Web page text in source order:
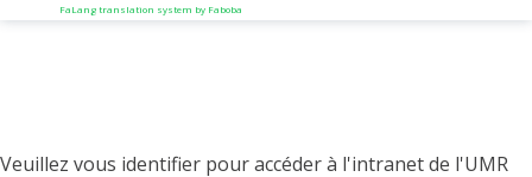
FaLang translation system by Faboba
Veuillez vous identifier pour accéder à l'intranet de l'UMR